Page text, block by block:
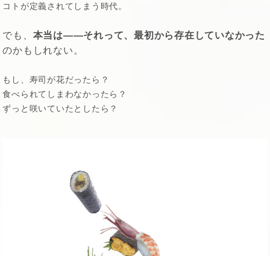
コトが定義されてしまう時代。
でも、 本当は――それって、最初から存在していなかった
のかもしれない。
もし、寿司が花だったら？
食べられてしまわなかったら？
ずっと咲いていたとしたら？